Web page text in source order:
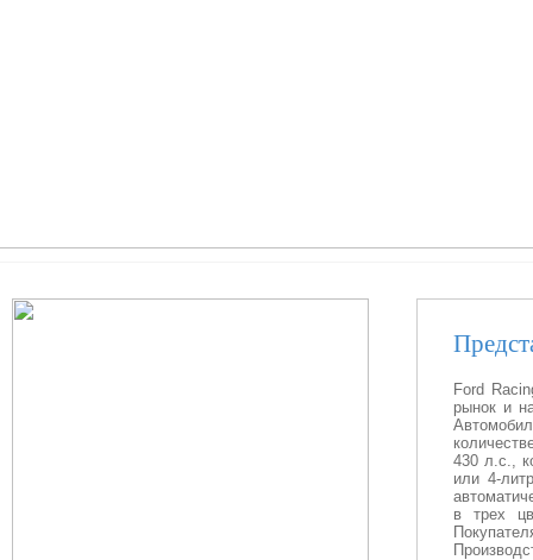
Ford
рынок и
430 л.с.,
или 4-
в трех